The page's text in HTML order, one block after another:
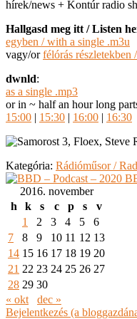
hírek/news + Kontúr radio
Hallgasd meg itt / Listen
egyben / with a single .m3u
vagy/orfélórás részletekben
dwnld:
as a single .mp3
or in ~ half an hour long
15:00 | 15:30 | 16:00 | 16:30
Kategória: Rádióműsor /
2016. november
h
k s c p s
v
1
2 3 4 5
6
7
8 9 10 11 12 13
14 15 16 17 18 19 20
21 22 23 24 25 26 27
28 29 30
« okt
dec »
Bejelentkezés (a